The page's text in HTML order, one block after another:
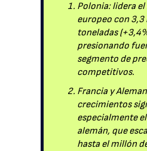
Polonia: lidera
europeo con 3,3
toneladas
presionando
segmento de
competitivos.
Francia y
crecimientos
especialmente
alemán, que
hasta el millón